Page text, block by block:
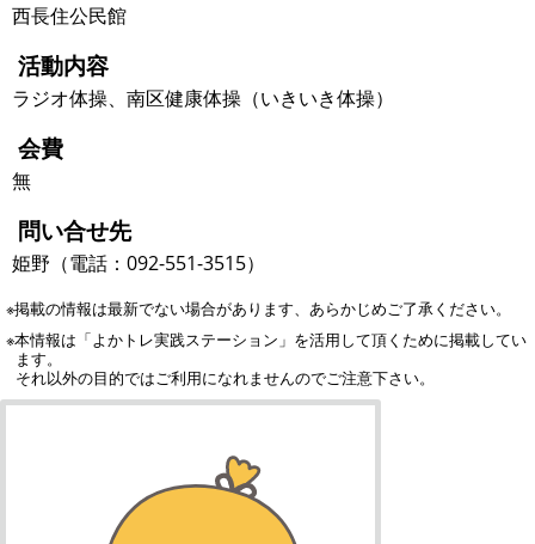
西長住公民館
活動内容
ラジオ体操、南区健康体操（いきいき体操）
会費
無
問い合せ先
姫野（電話：092-551-3515）
※掲載の情報は最新でない場合があります、あらかじめご了承ください。
※本情報は「よかトレ実践ステーション」を活用して頂くために掲載してい
ます。
それ以外の目的ではご利用になれませんのでご注意下さい。